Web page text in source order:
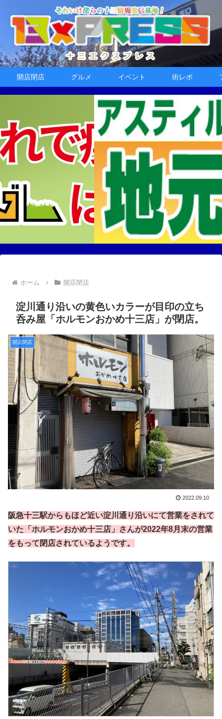
開店閉店 グルメ イベント 街レポ
ホーム 開店閉店
淀川通り沿いの黄色いカラーが目印の立ち
呑み屋「ホルモンおかめ十三店」が閉店。
開店閉店
2022.09.10
阪急十三駅からもほど近い淀川通り沿いにて営業をされて
いた「ホルモンおかめ十三店」さんが2022年8月末の営業
をもって閉店されているようです。